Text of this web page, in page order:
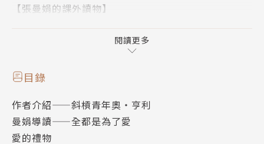
【張曼娟的課外讀物】
張曼娟精選世界文學中，擁有巨大文學成就和影響力的
名家，編譯導讀他們的短篇傑作，書寫他們獨特的生命
故事。透過生動的引導，藉此幫助年輕學生與世界文學
人文視野。
第一波四本書，精選四位名家作品：
閱讀更多
目錄
作者介紹——斜槓青年奧・亨利
曼娟導讀——全都是為了愛
愛的禮物